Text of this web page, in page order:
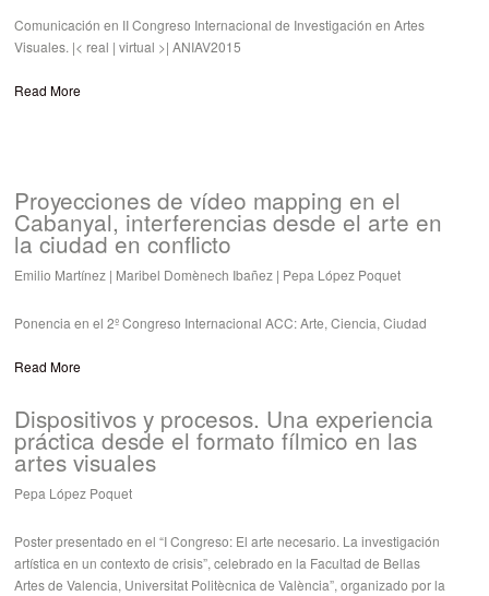
Comunicación en II Congreso Internacional de Investigación en Artes
Visuales. |< real | virtual >| ANIAV2015
Read More
Proyecciones de vídeo mapping en el
Cabanyal, interferencias desde el arte en
la ciudad en conflicto
Emilio Martínez | Maribel Domènech Ibañez | Pepa López Poquet
Ponencia en el 2º Congreso Internacional ACC: Arte, Ciencia, Ciudad
Read More
Dispositivos y procesos. Una experiencia
práctica desde el formato fílmico en las
artes visuales
Pepa López Poquet
Poster presentado en el “I Congreso: El arte necesario. La investigación
artística en un contexto de crisis”, celebrado en la Facultad de Bellas
Artes de Valencia, Universitat Politècnica de València”, organizado por la